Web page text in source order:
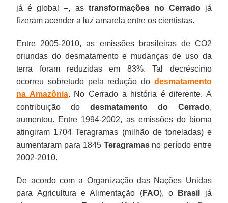
já é global –, as transformações no Cerradojá
fizeram acender a luz amarela entre os cientistas.
Entre 2005-2010, as emissões brasileiras de CO2
oriundas do desmatamento e mudanças de uso da
terra foram reduzidas em 83%. Tal decréscimo
ocorreu sobretudo pela redução do desmatamento
na Amazônia. No Cerrado a história é diferente. A
contribuição do desmatamento do Cerrado,
aumentou. Entre 1994-2002, as emissões do bioma
atingiram 1704 Teragramas (milhão de toneladas) e
aumentaram para 1845 Teragramasno período entre
2002-2010.
De acordo com a Organização das Nações Unidas
para Agricultura e Alimentação (FAO), o Brasil
já